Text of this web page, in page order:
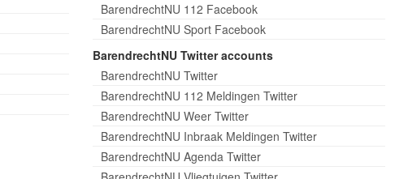
BarendrechtNU 112 Facebook
BarendrechtNU Sport Facebook
BarendrechtNU Twitter accounts
BarendrechtNU Twitter
BarendrechtNU 112 Meldingen Twitter
BarendrechtNU Weer Twitter
BarendrechtNU Inbraak Meldingen Twitter
BarendrechtNU Agenda Twitter